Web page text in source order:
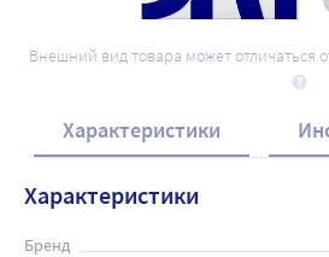
Внешний вид товара может отличаться
Характеристики
Характеристики
Бренд